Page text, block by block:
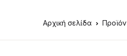
Αρχική σελίδα